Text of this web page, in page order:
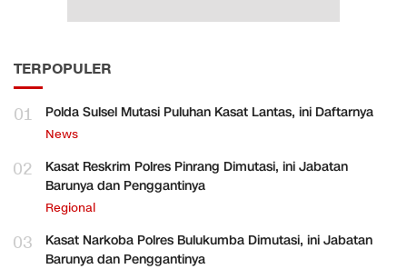
TERPOPULER
01 Polda Sulsel Mutasi Puluhan Kasat Lantas, ini Daftarnya
News
02
Kasat Reskrim Polres Pinrang Dimutasi, ini Jabatan
Barunya dan Penggantinya
Regional
03
Kasat Narkoba Polres Bulukumba Dimutasi, ini Jabatan
Barunya dan Penggantinya